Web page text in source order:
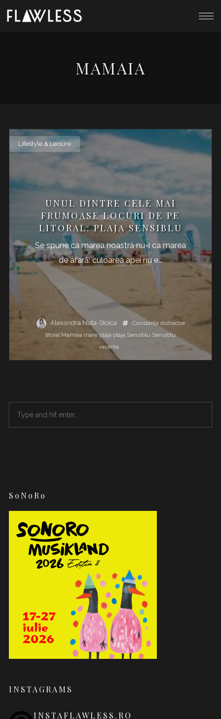
MAMAIA
Lifestyle & Leisure
UNUL DINTRE CELE MAI
FRUMOASE LOCURI DE PE
LITORAL: PLAJA SENSIBLU
Se spune ca marea noastră nu-i ca marea
de afară: culoarea apei nu e...
Alexandra Nuta-Stoica Constanța distracţie
litoral Mamaia mare plaja plaja Sensiblu Sensiblu
vacanta
SoNoRo
INSTAGRAMS
INSTAFLAWLESS.RO